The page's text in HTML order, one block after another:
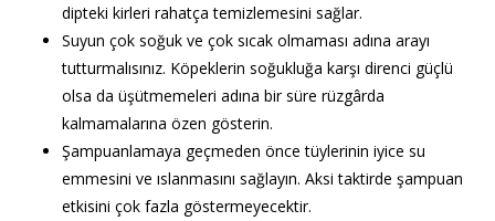
dipteki kirleri rahatça temizlemesini sağlar.
Suyun çok soğuk ve çok sıcak olmaması adına arayı
tutturmalısınız. Köpeklerin soğukluğa karşı direnci güçlü
olsa da üşütmemeleri adına bir süre rüzgârda
kalmamalarına özen gösterin.
Şampuanlamaya geçmeden önce tüylerinin iyice su
emmesini ve ıslanmasını sağlayın. Aksi taktirde şampuan
etkisini çok fazla göstermeyecektir.